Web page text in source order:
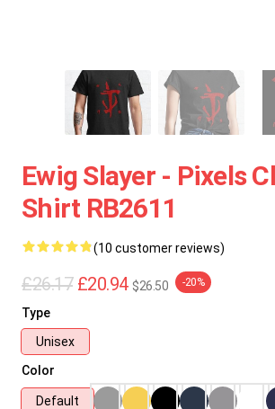
Ewig Slayer - Pixels
Shirt RB2611
(10 customer reviews)
£26.17 £20.94 $26.50 -20%
Type
Unisex
Color
Default